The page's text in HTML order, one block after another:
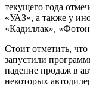
текущего года
«УАЗ», а также у
«Кадиллак»,
Стоит отметить,
запустили
падение продаж в
некоторых